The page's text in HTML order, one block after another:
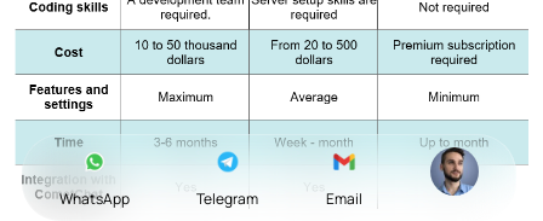
WhatsApp Telegram Email